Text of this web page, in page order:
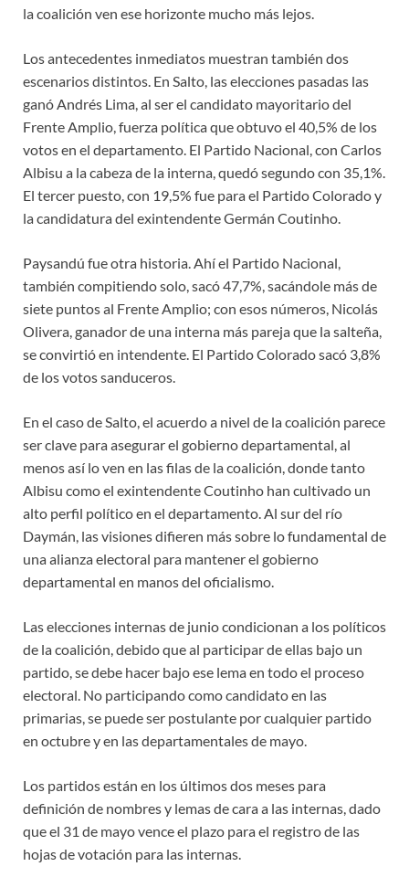
la coalición ven ese horizonte mucho más lejos.
Los antecedentes inmediatos muestran también dos
escenarios distintos. En Salto, las elecciones pasadas las
ganó Andrés Lima, al ser el candidato mayoritario del
Frente Amplio, fuerza política que obtuvo el 40,5% de los
votos en el departamento. El Partido Nacional, con Carlos
Albisu a la cabeza de la interna, quedó segundo con 35,1%.
El tercer puesto, con 19,5% fue para el Partido Colorado y
la candidatura del exintendente Germán Coutinho.
Paysandú fue otra historia. Ahí el Partido Nacional,
también compitiendo solo, sacó 47,7%, sacándole más de
siete puntos al Frente Amplio; con esos números, Nicolás
Olivera, ganador de una interna más pareja que la salteña,
se convirtió en intendente. El Partido Colorado sacó 3,8%
de los votos sanduceros.
En el caso de Salto, el acuerdo a nivel de la coalición parece
ser clave para asegurar el gobierno departamental, al
menos así lo ven en las filas de la coalición, donde tanto
Albisu como el exintendente Coutinho han cultivado un
alto perfil político en el departamento. Al sur del río
Daymán, las visiones difieren más sobre lo fundamental de
una alianza electoral para mantener el gobierno
departamental en manos del oficialismo.
Las elecciones internas de junio condicionan a los políticos
de la coalición, debido que al participar de ellas bajo un
partido, se debe hacer bajo ese lema en todo el proceso
electoral. No participando como candidato en las
primarias, se puede ser postulante por cualquier partido
en octubre y en las departamentales de mayo.
Los partidos están en los últimos dos meses para
definición de nombres y lemas de cara a las internas, dado
que el 31 de mayo vence el plazo para el registro de las
hojas de votación para las internas.